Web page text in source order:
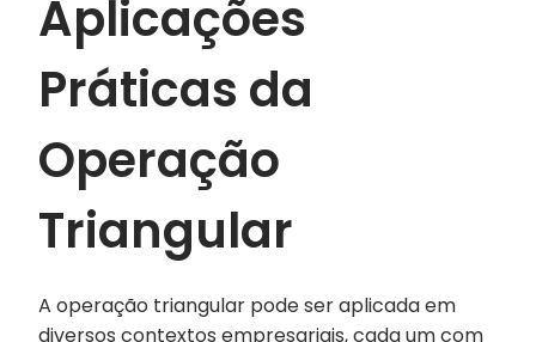
Aplicações
Práticas da
Operação
Triangular
A operação triangular pode ser aplicada em
diversos contextos empresariais, cada um com